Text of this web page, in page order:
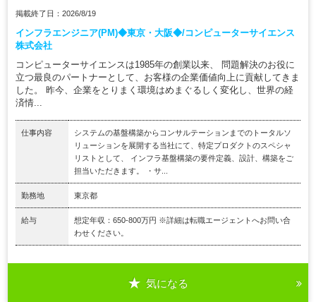
掲載終了日：2026/8/19
インフラエンジニア(PM)◆東京・大阪◆/コンピューターサイエンス
株式会社
コンピューターサイエンスは1985年の創業以来、 問題解決のお役に
立つ最良のパートナーとして、お客様の企業価値向上に貢献してきま
した。 昨今、企業をとりまく環境はめまぐるしく変化し、世界の経
済情...
仕事内容
システムの基盤構築からコンサルテーションまでのトータルソ
リューションを展開する当社にて、特定プロダクトのスペシャ
リストとして、 インフラ基盤構築の要件定義、設計、構築をご
担当いただきます。 ・サ...
勤務地 東京都
給与
想定年収：650-800万円 ※詳細は転職エージェントへお問い合
わせください。
気になる